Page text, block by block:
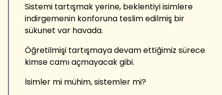
Sistemi tartışmak yerine, beklentiyi isimlere
indirgemenin konforuna teslim edilmiş bir
sükunet var havada.
Öğretilmişi tartışmaya devam ettiğimiz sürece
kimse camı açmayacak gibi.
İsimler mi mühim, sistemler mi?